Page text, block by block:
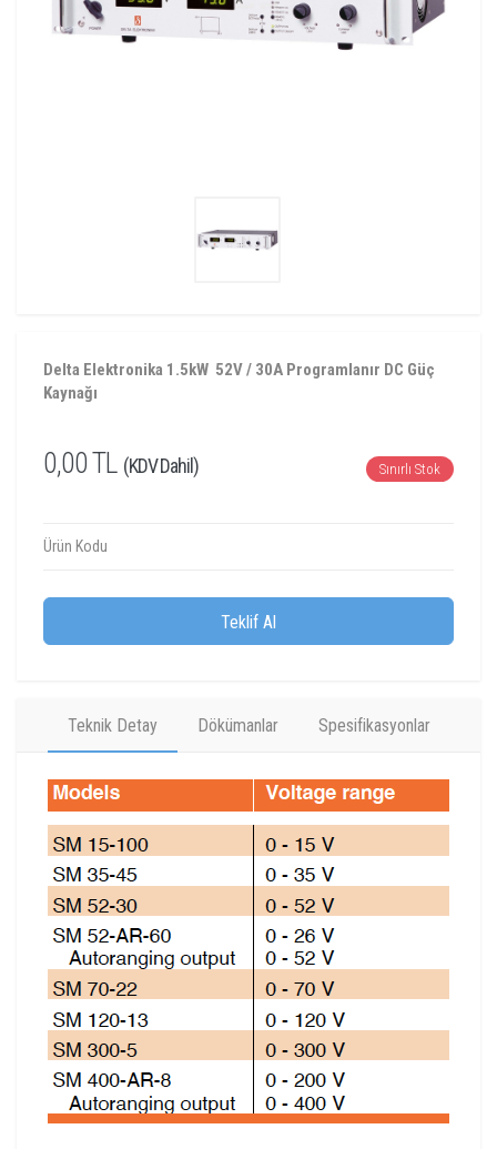
Delta Elektronika 1.5kW 52V / 30A Programlanır DC Güç
Kaynağı
0,00 TL (KDV Dahil) Sınırlı Stok
Ürün Kodu
Teklif Al
Teknik Detay Dökümanlar Spesifikasyonlar